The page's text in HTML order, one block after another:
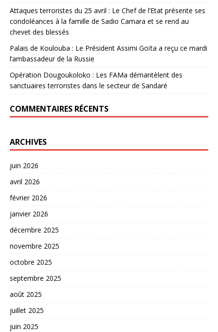
Attaques terroristes du 25 avril : Le Chef de l’Etat présente ses
condoléances à la famille de Sadio Camara et se rend au
chevet des blessés
Palais de Koulouba : Le Président Assimi Goïta a reçu ce mardi
l’ambassadeur de la Russie
Opération Dougoukoloko : Les FAMa démantèlent des
sanctuaires terroristes dans le secteur de Sandaré
COMMENTAIRES RÉCENTS
ARCHIVES
juin 2026
avril 2026
février 2026
janvier 2026
décembre 2025
novembre 2025
octobre 2025
septembre 2025
août 2025
juillet 2025
juin 2025